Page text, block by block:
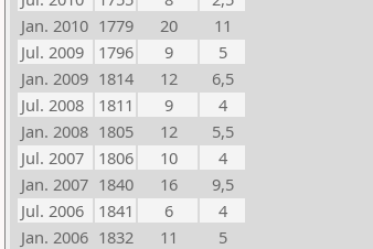
Jan. 2010 1779 20
11
Jul. 2009
1796 9
5
Jan. 2009 1814 12
6,5
Jul. 2008
1811 9
4
Jan. 2008 1805 12
5,5
Jul. 2007
1806 10
4
Jan. 2007 1840 16
9,5
Jul. 2006
1841 6
4
Jan. 2006 1832 11
5